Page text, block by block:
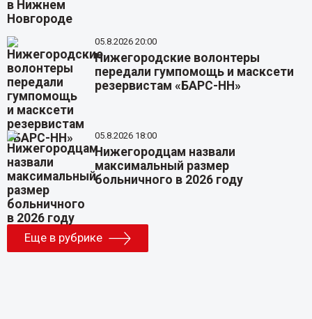
05.8.2026 20:00
Нижегородские волонтеры
передали гумпомощь и масксети
резервистам «БАРС-НН»
05.8.2026 18:00
Нижегородцам назвали
максимальный размер
больничного в 2026 году
Еще в рубрике